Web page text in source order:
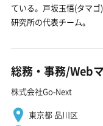
ている。戸坂玉悟(タマ
研究所の代表チーム。
総務・事務/Web
株式会社Go-Next
東京都 品川区